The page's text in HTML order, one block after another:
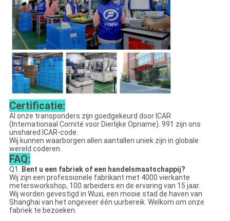
Certificatie:
Al onze transponders zijn goedgekeurd door ICAR
(Internationaal Comité voor Dierlijke Opname). 991 zijn ons
unshared ICAR-code.
Wij kunnen waarborgen allen aantallen uniek zijn in globale
wereld coderen.
FAQ:
Q1.
Bent u een fabriek of een handelsmaatschappij?
Wij zijn een professionele fabrikant met 4000 vierkante
metersworkshop, 100 arbeiders en de ervaring van 15 jaar.
Wij worden gevestigd in Wuxi, een mooie stad de haven van
Shanghai van het ongeveer één uurbereik. Welkom om onze
fabriek te bezoeken.